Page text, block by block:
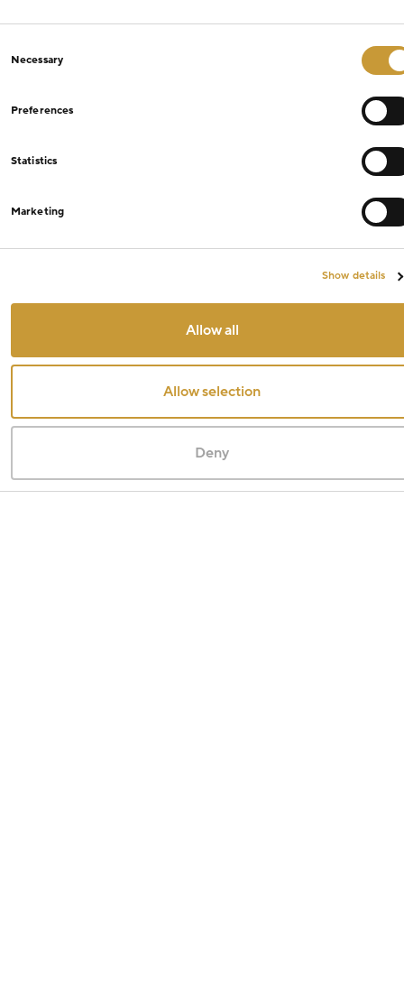
Selection
Necessary
Preferences
Statistics
Marketing
Show details
Allow all
Allow selection
Deny